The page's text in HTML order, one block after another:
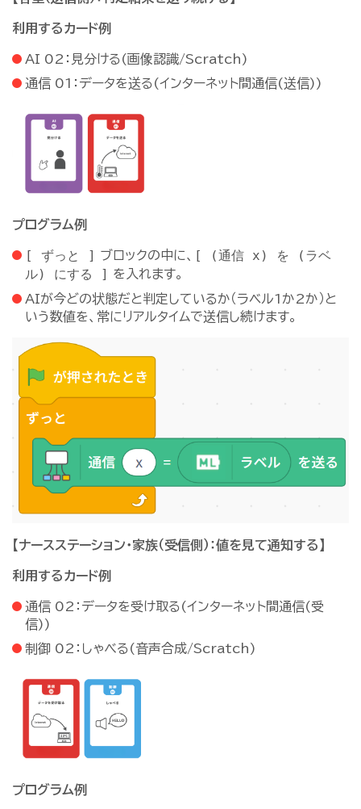
利用するカード例
AI 02：見分ける(画像認識/Scratch)
通信 01：データを送る(インターネット間通信(送信))
プログラム例
[ ずっと ] ブロックの中に、
[ (通信 x) を (ラベ
ル) にする ]
を入れます。
AIが今どの状態だと判定しているか（ラベル1か2か）と
いう数値を、常にリアルタイムで送信し続けます。
【ナースステーション・家族（受信側）：値を見て通知する】
利用するカード例
通信 02：データを受け取る(インターネット間通信(受
信))
制御 02：しゃべる(音声合成/Scratch)
プログラム例